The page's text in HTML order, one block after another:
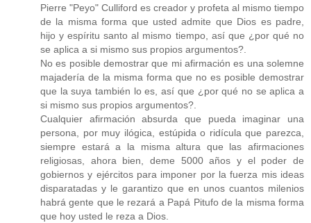
Pierre "Peyo" Culliford es creador y profeta al mismo tiempo
de la misma forma que usted admite que Dios es padre,
hijo y espíritu santo al mismo tiempo, así que ¿por qué no
se aplica a si mismo sus propios argumentos?.
No es posible demostrar que mi afirmación es una solemne
majadería de la misma forma que no es posible demostrar
que la suya también lo es, así que ¿por qué no se aplica a
si mismo sus propios argumentos?.
Cualquier afirmación absurda que pueda imaginar una
persona, por muy ilógica, estúpida o ridícula que parezca,
siempre estará a la misma altura que las afirmaciones
religiosas, ahora bien, deme 5000 años y el poder de
gobiernos y ejércitos para imponer por la fuerza mis ideas
disparatadas y le garantizo que en unos cuantos milenios
habrá gente que le rezará a Papá Pitufo de la misma forma
que hoy usted le reza a Dios.